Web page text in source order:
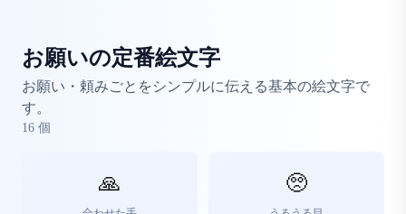
お願いの定番絵文字
お願い・頼みごとをシンプルに伝える基本の絵文字で
す。
16 個
🙏 🥺